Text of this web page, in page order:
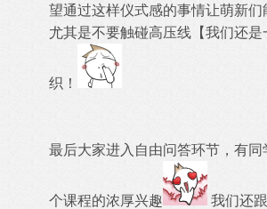
望通过这样仪式感的事情让萌新们
尤其是不要触碰高压线【我们还是
织！
最后大家进入自由问答环节，有
个课程的浓厚兴趣
我们还